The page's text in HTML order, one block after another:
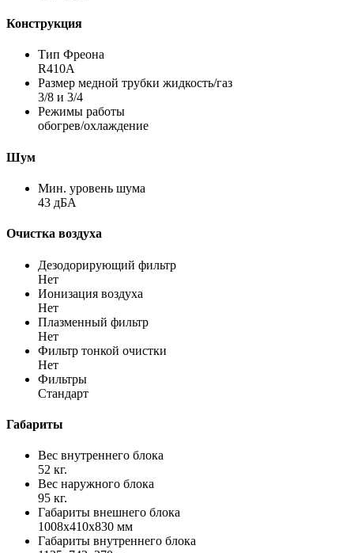
Конструкция
Тип Фреона
R410A
Размер медной трубки жидкость/газ
3/8 и 3/4
Режимы работы
обогрев/охлаждение
Шум
Мин. уровень шума
43 дБА
Очистка воздуха
Дезодорирующий фильтр
Нет
Ионизация воздуха
Нет
Плазменный фильтр
Нет
Фильтр тонкой очистки
Нет
Фильтры
Стандарт
Габариты
Вес внутреннего блока
52 кг.
Вес наружного блока
95 кг.
Габариты внешнего блока
1008х410х830 мм
Габариты внутреннего блока